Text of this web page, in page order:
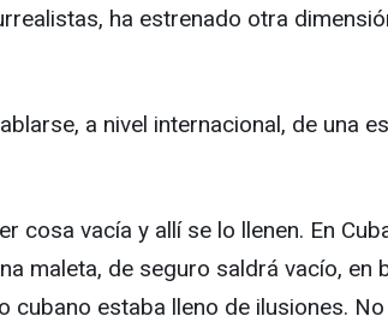
ha estrenado otra
a nivel internacional, de una
vacía y allí se lo llenen. En
maleta, de seguro saldrá vacío,
estaba lleno de ilusiones.